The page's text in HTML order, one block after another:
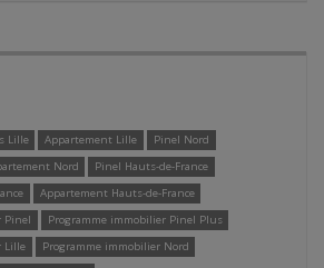
Lille Appartement Lille
Pinel Nord
Nord
Pinel Hauts-de-France
Appartement Hauts-de-France
Pinel
Programme immobilier Pinel Plus
Lille
Programme immobilier Nord